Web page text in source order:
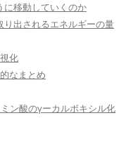
に移動していくのか
出されるエネルギーの量
化
なまとめ
ン酸のγーカルボキシル化